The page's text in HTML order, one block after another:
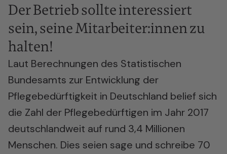
Der Betrieb sollte interessiert
sein, seine Mitarbeiter:innen zu
halten!
Laut Berechnungen des Statistischen
Bundesamts zur Entwicklung der
Pflegebedürftigkeit in Deutschland belief sich
die Zahl der Pflegebedürftigen im Jahr 2017
deutschlandweit auf rund 3,4 Millionen
Menschen. Dies seien sage und schreibe 70